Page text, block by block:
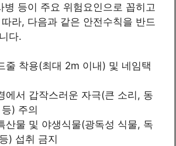
병 등이 주요 위험요인으로 꼽히고
라, 다음과 같은 안전수칙을 반드
다.
줄 착용(최대 2m 이내) 및 네임택
에서 갑작스러운 자극(큰 소리, 동
) 주의
산물 및 야생식물(광독성 식물, 독
) 섭취 금지